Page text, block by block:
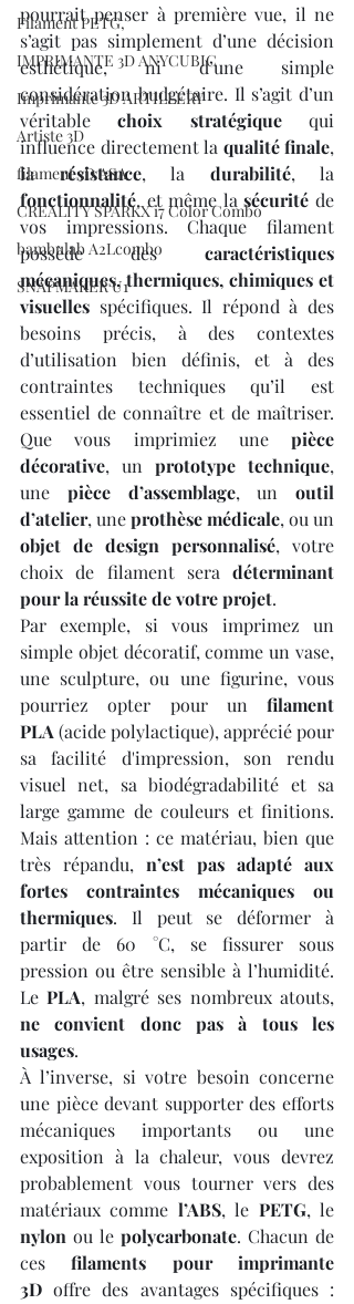
Filament PETG,
IMPRIMANTE 3D ANYCUBIC
Imprimante 3D ARTILLERY
Artiste 3D
filament 3D ASA
CREALITY SPARKX i7 Color Combo
bambulab A2Lcombo
SNAPMAKER U1
pourrait penser à première vue, il ne
s’agit pas simplement d’une décision
esthétique, ni d’une simple
considération budgétaire. Il s’agit d’un
véritable choix stratégique qui
influence directement la qualité finale,
la résistance, la durabilité
fonctionnalité, et même la sécurité de
vos impressions. Chaque filament
possède des caractéristiques
mécaniques, thermiques, chimiques et
visuelles spécifiques. Il répond à des
besoins précis, à des contextes
d’utilisation bien définis, et à des
contraintes techniques qu’il est
essentiel de connaître et de maîtriser.
Que vous imprimiez une pièce
décorative, un prototype technique,
une pièce d’assemblage, un outil
d’atelier, une prothèse médicale
objet de design personnalisé, votre
choix de filament sera déterminant
pour la réussite de votre projet.
Par exemple, si vous imprimez un
simple objet décoratif, comme un vase,
une sculpture, ou une figurine, vous
pourriez opter pour un filament
PLA (acide polylactique), apprécié pour
sa facilité d'impression, son rendu
visuel net, sa biodégradabilité et sa
large gamme de couleurs et finitions.
Mais attention : ce matériau, bien que
très répandu, n’est pas adapté aux
fortes contraintes mécaniques ou
thermiques. Il peut se déformer à
partir de 60 °C, se fissurer sous
pression ou être sensible à l’humidité.
Le PLA
ne convient donc pas à tous les
usages.
À l’inverse, si votre besoin concerne
une pièce devant supporter des efforts
mécaniques importants ou une
exposition à la chaleur, vous devrez
probablement vous tourner vers des
matériaux comme l’ABS, le PETG
nylon ou le polycarbonate. Chacun de
ces filaments pour imprimante
3D offre des avantages spécifiques :